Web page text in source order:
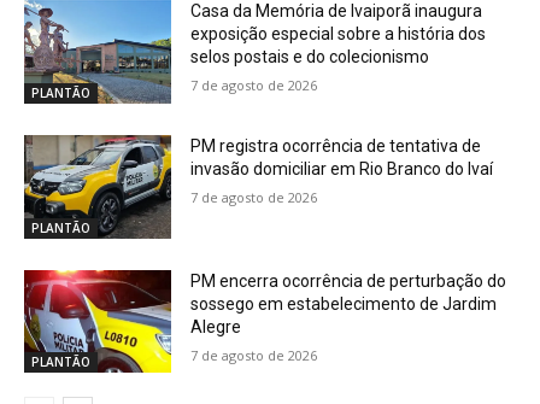
PLANTÃO
Casa da Memória de Ivaiporã inaugura
exposição especial sobre a história dos
selos postais e do colecionismo
7 de agosto de 2026
PLANTÃO
PM registra ocorrência de tentativa de
invasão domiciliar em Rio Branco do Ivaí
7 de agosto de 2026
PLANTÃO
PM encerra ocorrência de perturbação do
sossego em estabelecimento de Jardim
Alegre
7 de agosto de 2026